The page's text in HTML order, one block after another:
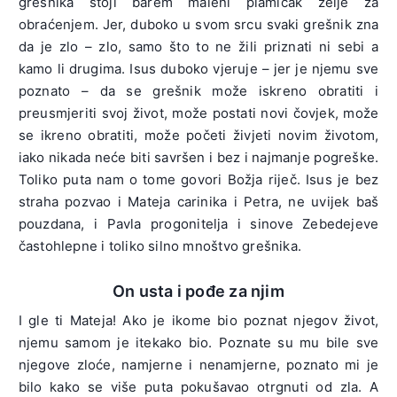
obraćenjem. Jer, duboko u svom srcu svaki grešnik zna
da je zlo – zlo, samo što to ne žili priznati ni sebi a
kamo li drugima. Isus duboko vjeruje – jer je njemu sve
poznato – da se grešnik može iskreno obratiti i
preusmjeriti svoj život, može postati novi čovjek, može
se ikreno obratiti, može početi živjeti novim životom,
iako nikada neće biti savršen i bez i najmanje pogreške.
Toliko puta nam o tome govori Božja riječ. Isus je bez
straha pozvao i Mateja carinika i Petra, ne uvijek baš
pouzdana, i Pavla progonitelja i sinove Zebedejeve
častohlepne i toliko silno mnoštvo grešnika.
On usta i pođe za njim
I gle ti Mateja! Ako je ikome bio poznat njegov život,
njemu samom je itekako bio. Poznate su mu bile sve
njegove zloće, namjerne i nenamjerne, poznato mi je
bilo kako se više puta pokušavao otrgnuti od zla. A